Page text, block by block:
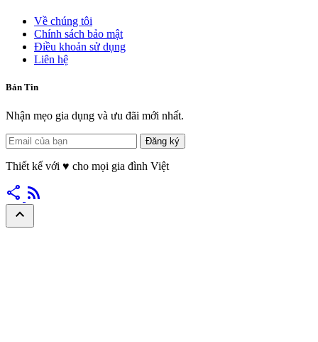
Về chúng tôi
Chính sách bảo mật
Điều khoản sử dụng
Liên hệ
Bản Tin
Nhận mẹo gia dụng và ưu đãi mới nhất.
Đăng ký
Thiết kế với ♥ cho mọi gia đình Việt
share rss_feed
expand_less